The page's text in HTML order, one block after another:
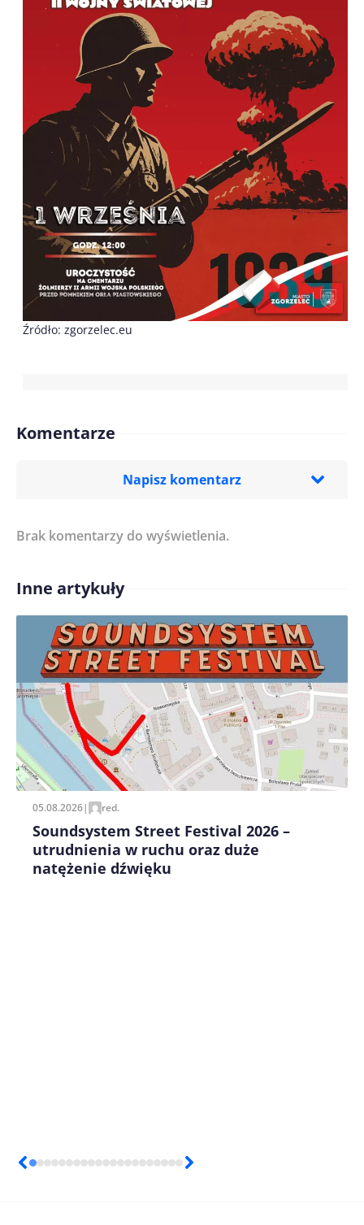
Źródło: zgorzelec.eu
Komentarze
Napisz komentarz
Treść komentarza*
Imię/ Nick*
Zapamiętaj moje dane w tej przeglądarce podczas
pisania kolejnych komentarzy.
Brak komentarzy do wyświetlenia.
Inne artykuły
05.08.2026| red.
Soundsystem Street Festival 2026 –
utrudnienia w ruchu oraz duże
natężenie dźwięku